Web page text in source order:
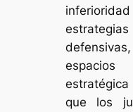
que los